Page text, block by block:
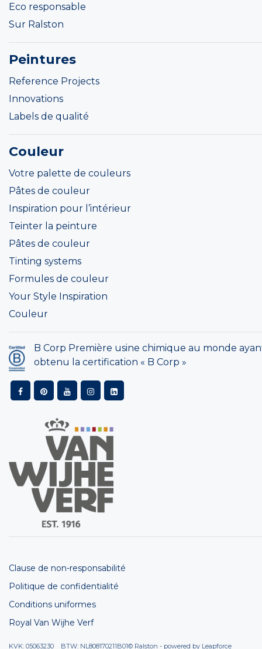
Eco responsable
Sur Ralston
Peintures
Reference Projects
Innovations
Labels de qualité
Couleur
Votre palette de couleurs
Pâtes de couleur
Inspiration pour l’intérieur
Teinter la peinture
Pâtes de couleur
Tinting systems
Formules de couleur
Your Style Inspiration
Couleur
B Corp Première usine chimique au monde
obtenu la certification « B Corp »
Clause de non-responsabilité
Politique de confidentialité
Conditions uniformes
Royal Van Wijhe Verf
KVK: 05063230 BTW: NL808170211B01© Ralston - powered by Leapforce